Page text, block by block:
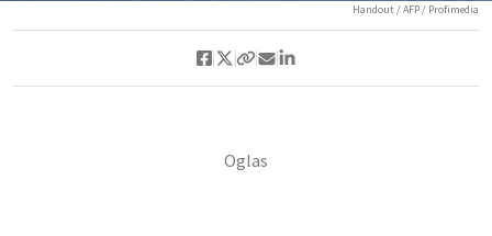
Handout / AFP / Profimedia